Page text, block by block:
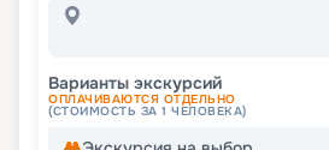
Варианты экскурсий
ОПЛАЧИВАЮТСЯ ОТДЕЛЬНО
(СТОИМОСТЬ ЗА 1 ЧЕЛОВЕКА)